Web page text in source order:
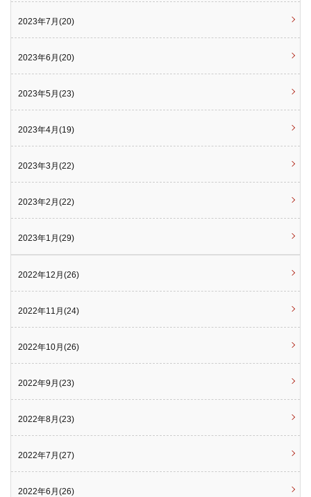
2023年7月(20)
2023年6月(20)
2023年5月(23)
2023年4月(19)
2023年3月(22)
2023年2月(22)
2023年1月(29)
2022年12月(26)
2022年11月(24)
2022年10月(26)
2022年9月(23)
2022年8月(23)
2022年7月(27)
2022年6月(26)